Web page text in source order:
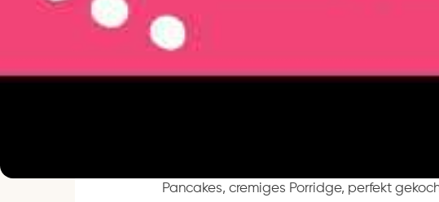
Brotaufstriche: süß oder herzhaft
Pancakes, cremiges Porridge, perfekt